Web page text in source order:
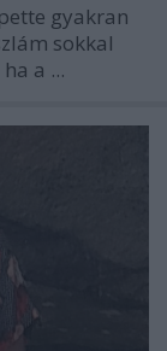
gyakran
sokkal
a ...